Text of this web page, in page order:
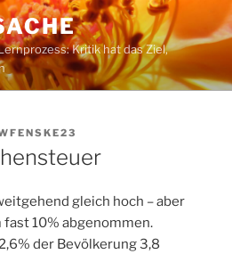
Kritik hat das Ziel,
gleich hoch – aber
10% abgenommen.
der Bevölkerung 3,8